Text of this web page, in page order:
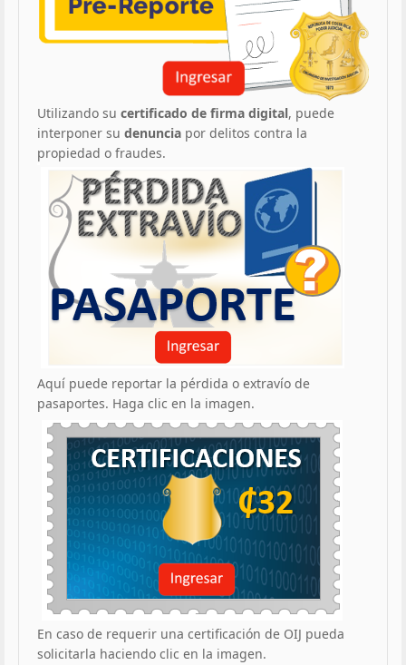
Utilizando su certificado de firma digital, puede
interponer su denuncia por delitos contra la
propiedad o fraudes.
Aquí puede reportar la pérdida o extravío de
pasaportes. Haga clic en la imagen.
En caso de requerir una certificación de OIJ pueda
solicitarla haciendo clic en la imagen.